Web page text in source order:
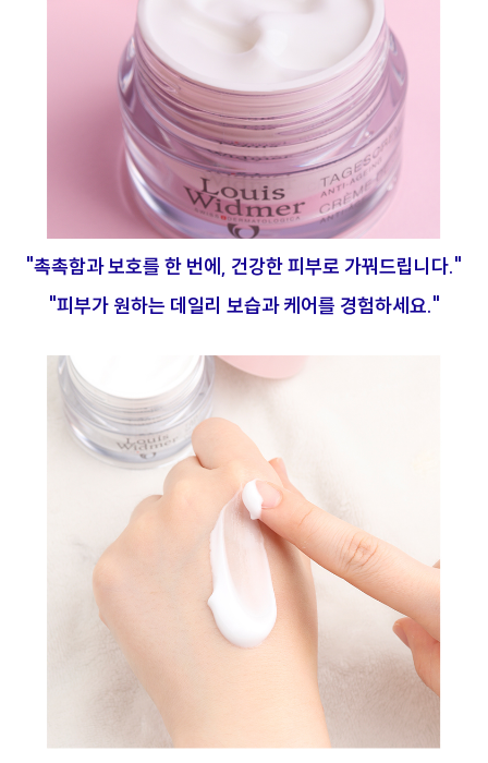
"촉촉함과 보호를 한 번에, 건강한 피부로 가꿔드립니다."
"피부가 원하는 데일리 보습과 케어를 경험하세요."